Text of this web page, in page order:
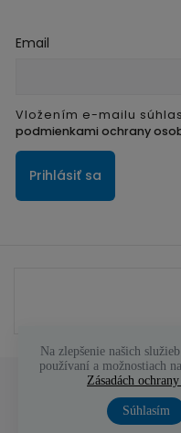
Email
Vložením e-mailu
podmienkami ochrany
Prihlásiť sa
Na zlepšenie našich
používaní a možnostiach
Zásadách
Súhlasím